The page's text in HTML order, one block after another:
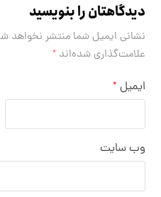
دیدگاهتان را بنویسید
نشانی ایمیل شما منتشر نخواهد
علامت‌گذاری شده‌اند*
ایمیل *
وب‌ سایت